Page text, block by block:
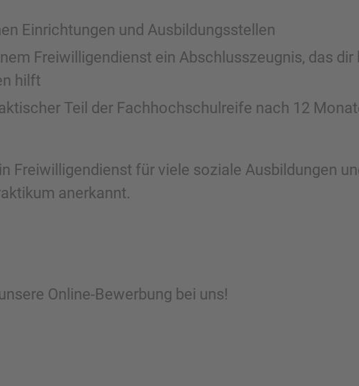
Einrichtungen und Ausbildungsstellen
Freiwilligendienst ein Abschlusszeugnis, das dir
hilft
Teil der Fachhochschulreife nach 12
Freiwilligendienst für viele soziale Ausbildungen
anerkannt.
Online-Bewerbung bei uns!